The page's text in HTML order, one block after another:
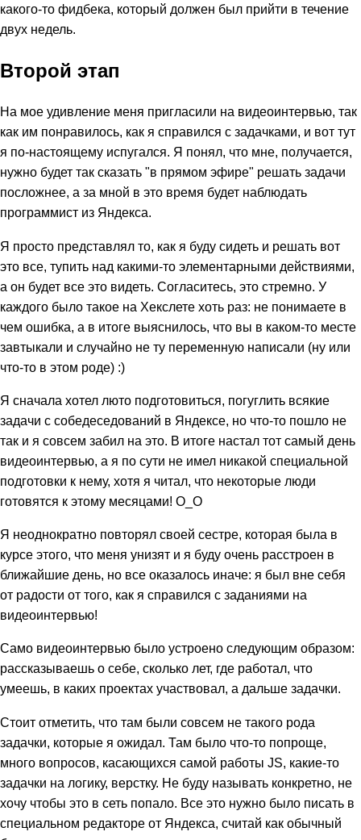
какого-то фидбека, который должен был прийти в течение
двух недель.
Второй этап
На мое удивление меня пригласили на видеоинтервью, так
как им понравилось, как я справился с задачками, и вот тут
я по-настоящему испугался. Я понял, что мне, получается,
нужно будет так сказать "в прямом эфире" решать задачи
посложнее, а за мной в это время будет наблюдать
программист из Яндекса.
Я просто представлял то, как я буду сидеть и решать вот
это все, тупить над какими-то элементарными действиями,
а он будет все это видеть. Согласитесь, это стремно. У
каждого было такое на Хекслете хоть раз: не понимаете в
чем ошибка, а в итоге выяснилось, что вы в каком-то месте
завтыкали и случайно не ту переменную написали (ну или
что-то в этом роде) :)
Я сначала хотел люто подготовиться, погуглить всякие
задачи с собедеседований в Яндексе, но что-то пошло не
так и я совсем забил на это. В итоге настал тот самый день
видеоинтервью, а я по сути не имел никакой специальной
подготовки к нему, хотя я читал, что некоторые люди
готовятся к этому месяцами! О_О
Я неоднократно повторял своей сестре, которая была в
курсе этого, что меня унизят и я буду очень расстроен в
ближайшие день, но все оказалось иначе: я был вне себя
от радости от того, как я справился с заданиями на
видеоинтервью!
Само видеоинтервью было устроено следующим образом:
рассказываешь о себе, сколько лет, где работал, что
умеешь, в каких проектах участвовал, а дальше задачки.
Стоит отметить, что там были совсем не такого рода
задачки, которые я ожидал. Там было что-то попроще,
много вопросов, касающихся самой работы JS, какие-то
задачки на логику, верстку. Не буду называть конкретно, не
хочу чтобы это в сеть попало. Все это нужно было писать в
специальном редакторе от Яндекса, считай как обычный